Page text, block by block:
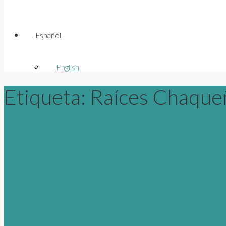
Español
English
Etiqueta: Raíces